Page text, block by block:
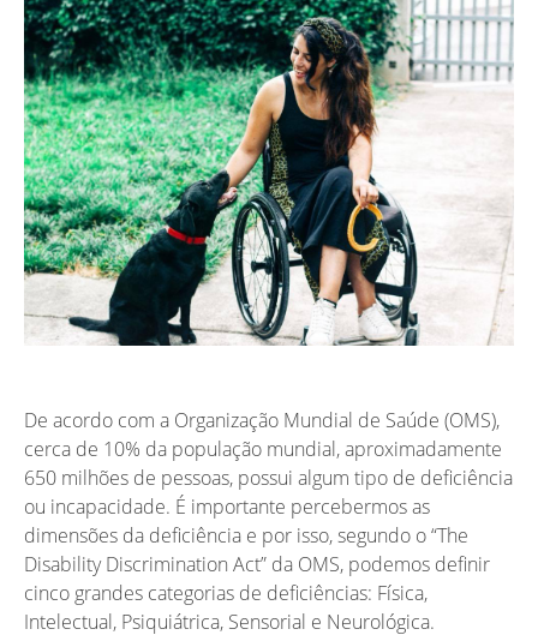
De acordo com a Organização Mundial de Saúde (OMS),
cerca de 10% da população mundial, aproximadamente
650 milhões de pessoas, possui algum tipo de deficiência
ou incapacidade. É importante percebermos as
dimensões da deficiência e por isso, segundo o “The
Disability Discrimination Act” da OMS, podemos definir
cinco grandes categorias de deficiências: Física,
Intelectual, Psiquiátrica, Sensorial e Neurológica.